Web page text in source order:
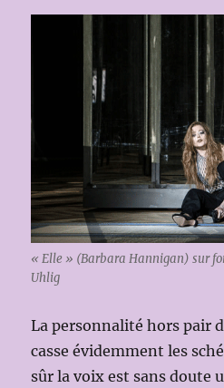
« Elle » (Barbara Hannigan) sur
Uhlig
La personnalité hors pair
casse évidemment les
sûr la voix est sans doute